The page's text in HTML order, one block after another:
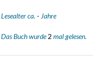
Lesealter ca. - Jahre
Das Buch wurde2 mal gelesen.